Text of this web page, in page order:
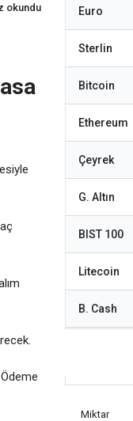
okundu Euro
Sterlin
Bitcoin
Ethereum
Çeyrek
G. Altın
BIST 100
Litecoin
B. Cash
Miktar